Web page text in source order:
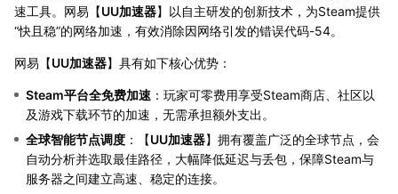
速工具。网易【UU加速器】以自主研发的创新技术，为Steam提供
“快且稳”的网络加速，有效消除因网络引发的错误代码-54。
网易【UU加速器】具有如下核心优势：
Steam平台全免费加速 ：玩家可零费用享受Steam商店、社区以
及游戏下载环节的加速，无需承担额外支出。
全球智能节点调度 ：【UU加速器】拥有覆盖广泛的全球节点，会
自动分析并选取最佳路径，大幅降低延迟与丢包，保障Steam与
服务器之间建立高速、稳定的连接。